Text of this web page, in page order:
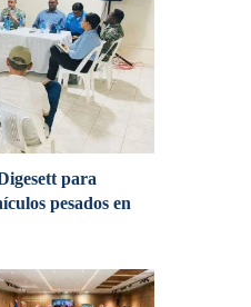
para
pesados en